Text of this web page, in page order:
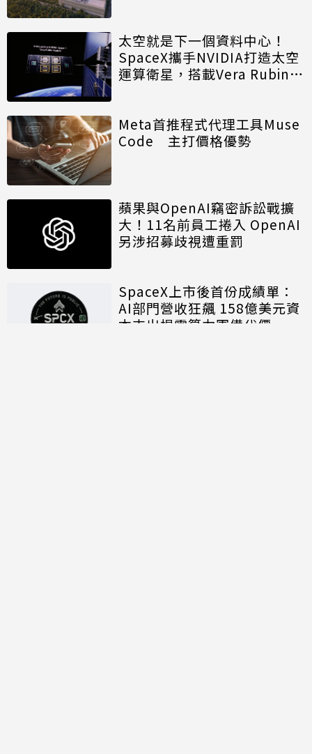
太空就是下一個資料中心！
SpaceX攜手NVIDIA打造太空
運算衛星，搭載Vera Rubin運
Meta首推程式代理工具Muse
Code 主打價格優勢
蘋果與OpenAI竊密訴訟戰擴
大！11名前員工捲入 OpenAI
另涉招募歧視遭重罰
SpaceX上市後首份成績單：
AI部門營收狂飆 158億美元資
本支出揭露算力軍備代價